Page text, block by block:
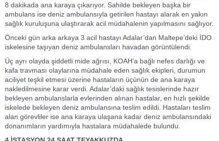
8 dakikada ana karaya çıkarıyor. Sahilde bekleyen başka bir
ambulans ise deniz ambulansıyla getirilen hastayı alarak en yakın
sağlık kuruluşuna ulaştırarak acil müdahalenin yapılmasını sağlıyor.
Önceki gün arka arkaya 3 acil hastayı Adalar’dan Maltepe’deki İDO
iskelesine taşıyan deniz ambulansları havadan görüntülendi.
Üç ayrı olayda şiddetli mide ağrısı, KOAH’a bağlı nefes darlığı ve
kafa travması olaylarına müdahale eden sağlık ekipleri, durumun
aciliyet teşkil etmesi üzerine hastaların üçünün de ana karaya
nakledilmesine karar verdi. Adalar’daki sağlık tesislerinde hazır
bekleyen ambulanslarla evlerinden alınan hastalar, en hızlı şekilde
iskelede bekleyen deniz ambulansına teslim edildi. Hastaları teslim
alan görevliler ise ana karaya ulaşana kadar deniz ambulansındaki
donanımların yardımıyla hastalara müdahalede bulundu.